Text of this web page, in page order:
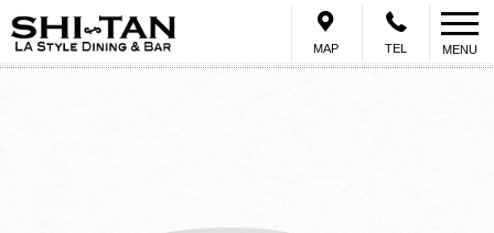
岡崎のダイニングバー「SHI-TAN（シタン）」テイクアウト、デリバリーも
人気
MAP TEL MENU